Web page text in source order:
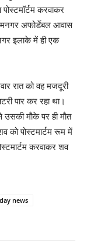
करवाकर
अफोर्डेबल आवास
इलाके में ही एक
रात को वह मजदूरी
पार कर रहा था।
माैके पर ही माैत
को पोस्टमार्टम रूम में
करवाकर शव
news